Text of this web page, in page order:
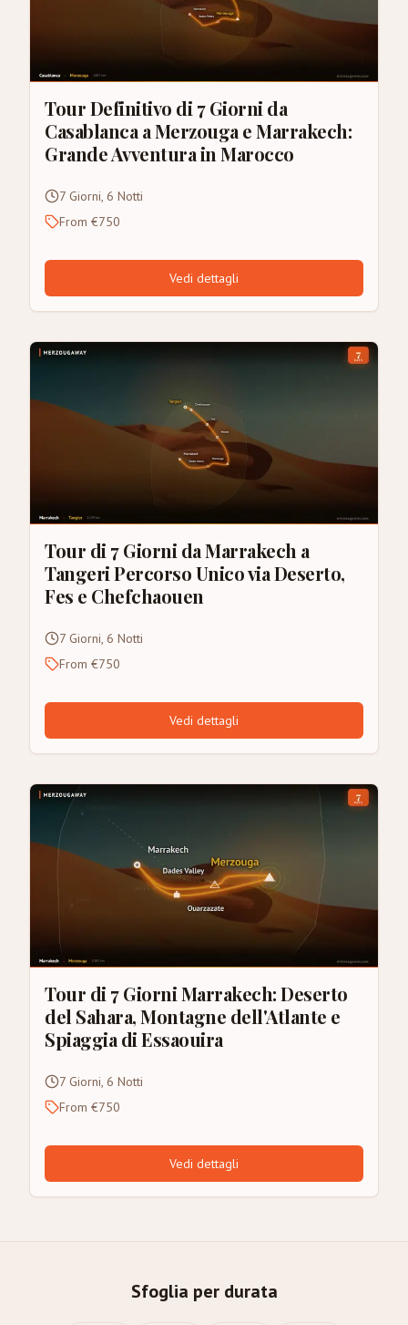
Tour Definitivo di 7 Giorni da
Casablanca a Merzouga e Marrakech:
Grande Avventura in Marocco
7 Giorni, 6 Notti
From €750
Vedi dettagli
Tour di 7 Giorni da Marrakech a
Tangeri Percorso Unico via Deserto,
Fes e Chefchaouen
7 Giorni, 6 Notti
From €750
Vedi dettagli
Tour di 7 Giorni Marrakech: Deserto
del Sahara, Montagne dell'Atlante e
Spiaggia di Essaouira
7 Giorni, 6 Notti
From €750
Vedi dettagli
Sfoglia per durata